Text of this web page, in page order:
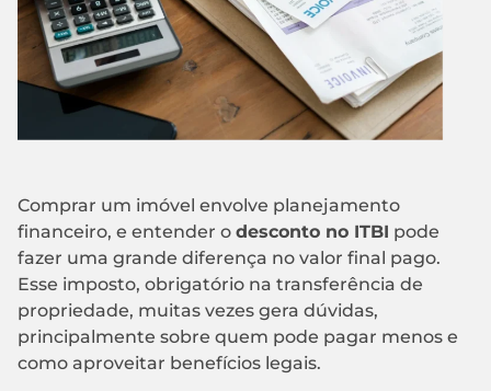
Comprar um imóvel envolve planejamento
financeiro, e entender o desconto no ITBI pode
fazer uma grande diferença no valor final pago.
Esse imposto, obrigatório na transferência de
propriedade, muitas vezes gera dúvidas,
principalmente sobre quem pode pagar menos e
como aproveitar benefícios legais.